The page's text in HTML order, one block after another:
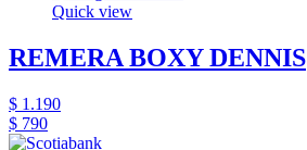
Quick view
REMERA BOXY DENNIS
$ 1.190
$ 790